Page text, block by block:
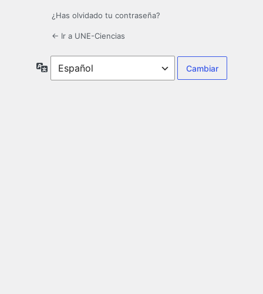
¿Has olvidado tu contraseña?
← Ir a UNE-Ciencias
Idioma